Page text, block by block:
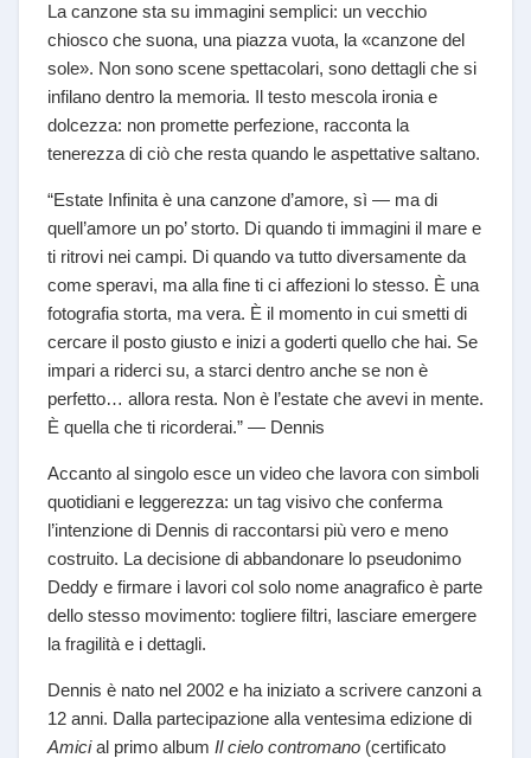
La canzone sta su immagini semplici: un vecchio
chiosco che suona, una piazza vuota, la «canzone del
sole». Non sono scene spettacolari, sono dettagli che si
infilano dentro la memoria. Il testo mescola ironia e
dolcezza: non promette perfezione, racconta la
tenerezza di ciò che resta quando le aspettative saltano.
“Estate Infinita è una canzone d’amore, sì — ma di
quell’amore un po’ storto. Di quando ti immagini il mare e
ti ritrovi nei campi. Di quando va tutto diversamente da
come speravi, ma alla fine ti ci affezioni lo stesso. È una
fotografia storta, ma vera. È il momento in cui smetti di
cercare il posto giusto e inizi a goderti quello che hai. Se
impari a riderci su, a starci dentro anche se non è
perfetto… allora resta. Non è l’estate che avevi in mente.
È quella che ti ricorderai.” — Dennis
Accanto al singolo esce un video che lavora con simboli
quotidiani e leggerezza: un tag visivo che conferma
l’intenzione di Dennis di raccontarsi più vero e meno
costruito. La decisione di abbandonare lo pseudonimo
Deddy e firmare i lavori col solo nome anagrafico è parte
dello stesso movimento: togliere filtri, lasciare emergere
la fragilità e i dettagli.
Dennis è nato nel 2002 e ha iniziato a scrivere canzoni a
12 anni. Dalla partecipazione alla ventesima edizione di
Amicial primo album Il cielo contromano (certificato